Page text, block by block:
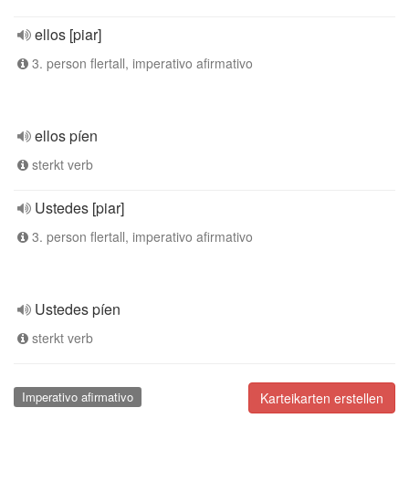
ellos [piar]
3. person flertall, imperativo afirmativo
ellos píen
sterkt verb
Ustedes [piar]
3. person flertall, imperativo afirmativo
Ustedes píen
sterkt verb
Karteikarten erstellen
Imperativo afirmativo